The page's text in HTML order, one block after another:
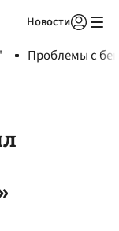
Новости
Проблемы с